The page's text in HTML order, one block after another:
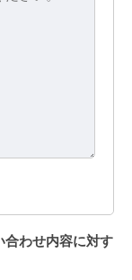
合わせ内容に対す